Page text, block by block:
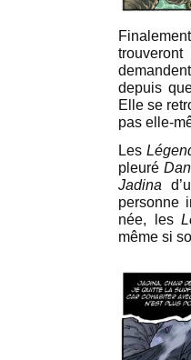
depuis
Elle se
pas elle-
Les
pleuré
Jadina
personne
née, les
même si